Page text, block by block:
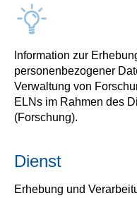
Information zur
personenbezogener
Verwaltung von
ELNs im Rahmen des
(Forschung).
Dienst
Erhebung und